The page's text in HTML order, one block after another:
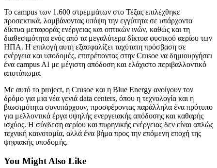
Το campus των 1.600 στρεμμάτων στο Τέξας επιλέχθηκε
προσεκτικά, λαμβάνοντας υπόψη την εγγύτητα σε υπάρχοντα
δίκτυα μεταφοράς ενέργειας και οπτικών ινών, καθώς και τη
διαθεσιμότητα ενός από τα μεγαλύτερα δίκτυα φυσικού αερίου των
ΗΠΑ. Η επιλογή αυτή εξασφαλίζει ταχύτατη πρόσβαση σε
ενέργεια και υποδομές, επιτρέποντας στην Crusoe να δημιουργήσει
ένα campus AI με μέγιστη απόδοση και ελάχιστο περιβαλλοντικό
αποτύπωμα.
Με αυτό το project, η Crusoe και η Blue Energy ανοίγουν τον
δρόμο για μια νέα γενιά data centers, όπου η τεχνολογία και η
βιωσιμότητα συνυπάρχουν, προσφέροντας παράλληλα ένα πρότυπο
για μελλοντικά έργα υψηλής ενεργειακής απόδοσης και καθαρής
ισχύος. Η σύνδεση αερίου και πυρηνικής ενέργειας δεν είναι απλώς
τεχνική καινοτομία, αλλά ένα βήμα προς την επόμενη εποχή της
ψηφιακής υποδομής.
You Might Also Like